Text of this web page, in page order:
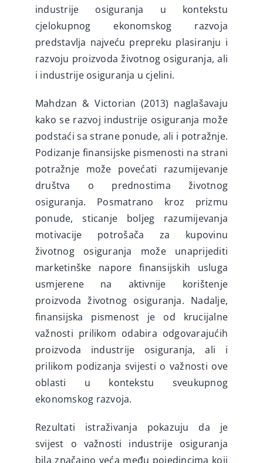
industrije osiguranja u kontekstu
cjelokupnog ekonomskog razvoja
predstavlja najveću prepreku plasiranju i
razvoju proizvoda životnog osiguranja, ali
i industrije osiguranja u cjelini.
Mahdzan & Victorian (2013) naglašavaju
kako se razvoj industrije osiguranja može
podstaći sa strane ponude, ali i potražnje.
Podizanje finansijske pismenosti na strani
potražnje može povećati razumijevanje
društva o prednostima životnog
osiguranja. Posmatrano kroz prizmu
ponude, sticanje boljeg razumijevanja
motivacije potrošača za kupovinu
životnog osiguranja može unaprijediti
marketinške napore finansijskih usluga
usmjerene na aktivnije korištenje
proizvoda životnog osiguranja. Nadalje,
finansijska pismenost je od krucijalne
važnosti prilikom odabira odgovarajućih
proizvoda industrije osiguranja, ali i
prilikom podizanja svijesti o važnosti ove
oblasti u kontekstu sveukupnog
ekonomskog razvoja.
Rezultati istraživanja pokazuju da je
svijest o važnosti industrije osiguranja
bila značajno veća među pojedincima koji